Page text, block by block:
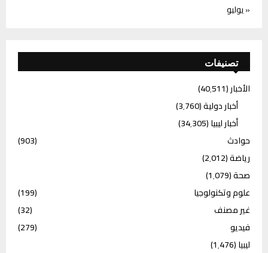
« يوليو
تصنيفات
الأخبار(40٬511)
أخبار دولية(3٬760)
أخبار ليبيا(34٬305)
حوادث
(903)
رياضة(2٬012)
صحة(1٬079)
علوم وتكنولوجيا
(199)
غير مصنف
(32)
فيديو
(279)
ليبيا(1٬476)